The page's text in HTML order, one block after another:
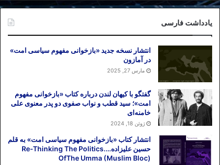
یادداشت فارسی
انتشار نسخه جدید «بازخوانی مفهوم سیاسی امت»
در آمازون
مارس 27, 2025
گفتگو با کیهان لندن درباره کتاب «بازخوانی مفهوم
امت»؛ سید قطب و نواب صفوی دو پدر معنوی علی
خامنه‌ای
ژوئن 18, 2024
انتشار کتاب «بازخوانی مفهوم سیاسی امت» به قلم
حسین علیزاده….Re-Thinking The Politics
OfThe Umma (Muslim Bloc)